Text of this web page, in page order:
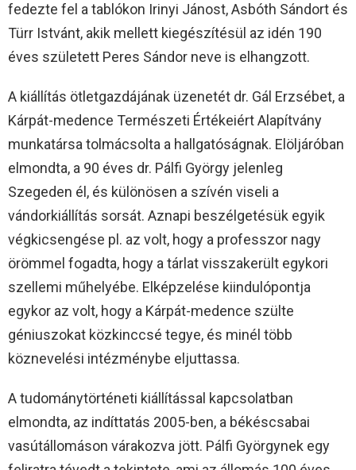
fedezte fel a tablókon Irinyi Jánost, Asbóth Sándort és
Türr Istvánt, akik mellett kiegészítésül az idén 190
éves született Peres Sándor neve is elhangzott.
A kiállítás ötletgazdájának üzenetét dr. Gál Erzsébet, a
Kárpát-medence Természeti Értékeiért Alapítvány
munkatársa tolmácsolta a hallgatóságnak. Elöljáróban
elmondta, a 90 éves dr. Pálfi György jelenleg
Szegeden él, és különösen a szívén viseli a
vándorkiállítás sorsát. Aznapi beszélgetésük egyik
végkicsengése pl. az volt, hogy a professzor nagy
örömmel fogadta, hogy a tárlat visszakerült egykori
szellemi műhelyébe. Elképzelése kiindulópontja
egykor az volt, hogy a Kárpát-medence szülte
géniuszokat közkinccsé tegye, és minél több
köznevelési intézménybe eljuttassa.
A tudománytörténeti kiállítással kapcsolatban
elmondta, az indíttatás 2005-ben, a békéscsabai
vasútállomáson várakozva jött. Pálfi Györgynek egy